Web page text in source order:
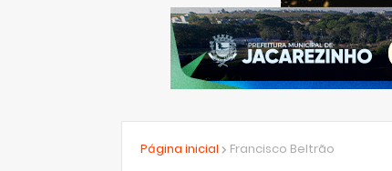
Página inicial Francisco Beltrão